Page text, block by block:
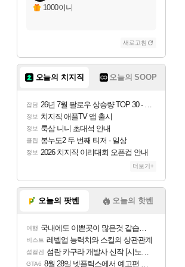
1000이니
새로고침
오늘의 치지직 오늘의 SOOP
잡담 26년 7월 팔로우 상승량 TOP 30 - 월간 치지직
정보 치지직 애플TV 앱 출시
정보 룩삼 니니 초대석 안내
클립 봉누도2 두 번째 티저 - 일상
정보 2026 치지직 이리대회 오픈컵 안내
더보기+
오늘의 팟벤 오늘의 핫벤
여행 국내에도 이쁜곳이 많은것 같습니다
비스트 레벨업 능력치와 스킬의 상관관계
섭컬겜 섬란 카구라 개발사 신작 [시노비 넥서스] 연내 출시 예정
GTA6 8월 28일 넷플릭스에서 예고편 공개 예정